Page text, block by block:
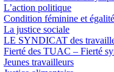
L’action politique
Condition féminine et
La justice sociale
LE SYNDICAT des
Fierté des TUAC – Fierté
Jeunes travailleurs